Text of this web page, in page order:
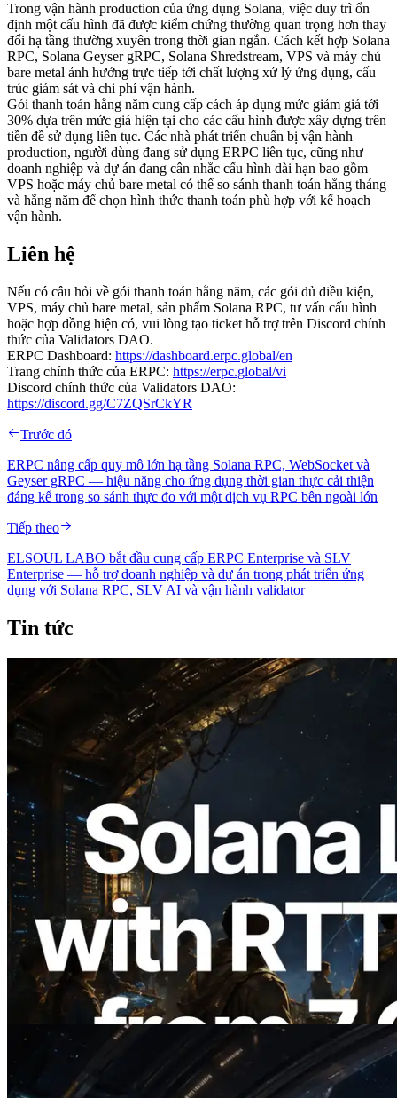
Trong vận hành production của ứng dụng Solana, việc duy trì ổn
định một cấu hình đã được kiểm chứng thường quan trọng hơn thay
đổi hạ tầng thường xuyên trong thời gian ngắn. Cách kết hợp Solana
RPC, Solana Geyser gRPC, Solana Shredstream, VPS và máy chủ
bare metal ảnh hưởng trực tiếp tới chất lượng xử lý ứng dụng, cấu
trúc giám sát và chi phí vận hành.
Gói thanh toán hằng năm cung cấp cách áp dụng mức giảm giá tới
30% dựa trên mức giá hiện tại cho các cấu hình được xây dựng trên
tiền đề sử dụng liên tục. Các nhà phát triển chuẩn bị vận hành
production, người dùng đang sử dụng ERPC liên tục, cũng như
doanh nghiệp và dự án đang cân nhắc cấu hình dài hạn bao gồm
VPS hoặc máy chủ bare metal có thể so sánh thanh toán hằng tháng
và hằng năm để chọn hình thức thanh toán phù hợp với kế hoạch
vận hành.
Liên hệ
Nếu có câu hỏi về gói thanh toán hằng năm, các gói đủ điều kiện,
VPS, máy chủ bare metal, sản phẩm Solana RPC, tư vấn cấu hình
hoặc hợp đồng hiện có, vui lòng tạo ticket hỗ trợ trên Discord chính
thức của Validators DAO.
ERPC Dashboard: https://dashboard.erpc.global/en
Trang chính thức của ERPC: https://erpc.global/vi
Discord chính thức của Validators DAO:
https://discord.gg/C7ZQSrCkYR
Trước đó
ERPC nâng cấp quy mô lớn hạ tầng Solana RPC, WebSocket và
Geyser gRPC — hiệu năng cho ứng dụng thời gian thực cải thiện
đáng kể trong so sánh thực đo với một dịch vụ RPC bên ngoài lớn
Tiếp theo
ELSOUL LABO bắt đầu cung cấp ERPC Enterprise và SLV
Enterprise — hỗ trợ doanh nghiệp và dự án trong phát triển ứng
dụng với Solana RPC, SLV AI và vận hành validator
Tin tức
2026.08.05
ERPC mở rộng Solana Leader Slot API
với phép đo ping từ 7 khu vực toàn cầu —
Validators Information API cũng chính
thức ra mắt
Đọc bài viết này